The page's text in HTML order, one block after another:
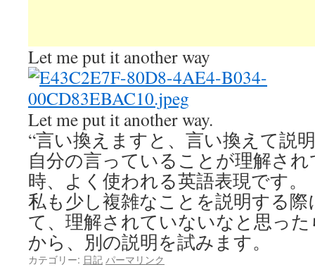
Let me put it another way
Let me put it another way.
“言い換えますと、 言い換えて説
自分の言っていることが理解さ
時、よく使われる英語表現です。
私も少し複雑なことを説明する
て、理解されていないなと思っ
から、別の説明を試みます。
カテゴリー: 日記 パーマリンク